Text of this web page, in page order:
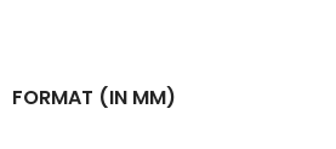
FORMAT (IN MM)